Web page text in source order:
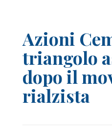
Azioni
triangolo
dopo il
rialzista